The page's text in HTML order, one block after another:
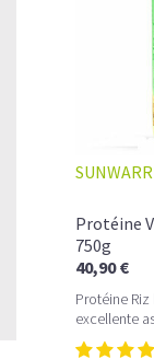
Protéine
750g
40,90 €
Protéine
excellente